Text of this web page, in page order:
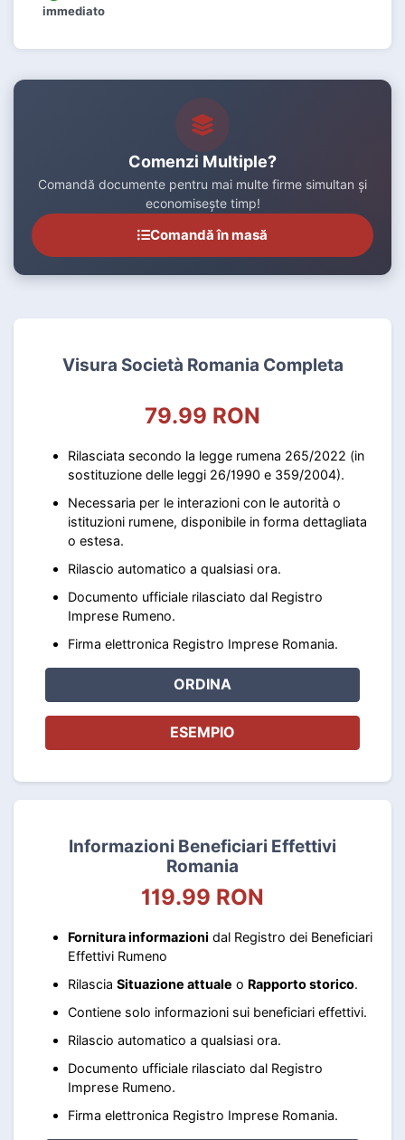
immediato
Comenzi Multiple?
Comandă documente pentru mai multe firme simultan și
economisește timp!
Comandă în masă
Visura Società Romania Completa
79.99 RON
Rilasciata secondo la legge rumena 265/2022 (in
sostituzione delle leggi 26/1990 e 359/2004).
Necessaria per le interazioni con le autorità o
istituzioni rumene, disponibile in forma dettagliata
o estesa.
Rilascio automatico a qualsiasi ora.
Documento ufficiale rilasciato dal Registro
Imprese Rumeno.
Firma elettronica Registro Imprese Romania.
ORDINA
ESEMPIO
Informazioni Beneficiari Effettivi
Romania
119.99 RON
Fornitura informazioni dal Registro dei Beneficiari
Effettivi Rumeno
Rilascia Situazione attuale o Rapporto storico.
Contiene solo informazioni sui beneficiari effettivi.
Rilascio automatico a qualsiasi ora.
Documento ufficiale rilasciato dal Registro
Imprese Rumeno.
Firma elettronica Registro Imprese Romania.